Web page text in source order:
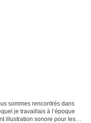
sommes rencontrés dans
je travaillais à l’époque
illustration sonore pour les